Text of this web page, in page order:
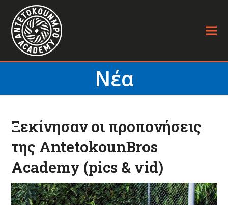
Νέα
Ξεκίνησαν οι προπονήσεις
της ΑntetokounΒros
Academy (pics & vid)